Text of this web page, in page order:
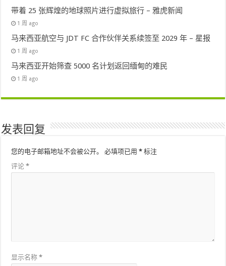
带着 25 张辉煌的地球照片进行虚拟旅行 – 雅虎新闻
1 周 ago
马来西亚航空与 JDT FC 合作伙伴关系续签至 2029 年 – 星报
1 周 ago
马来西亚开始筛查 5000 名计划返回缅甸的难民
1 周 ago
发表回复
您的电子邮箱地址不会被公开。 必填项已用* 标注
评论*
显示名称*